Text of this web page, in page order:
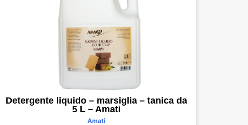
Detergente liquido – marsiglia – tanica da
5 L – Amati
Amati